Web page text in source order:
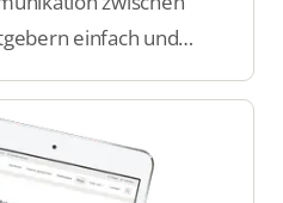
einfach und
ohne dass externe